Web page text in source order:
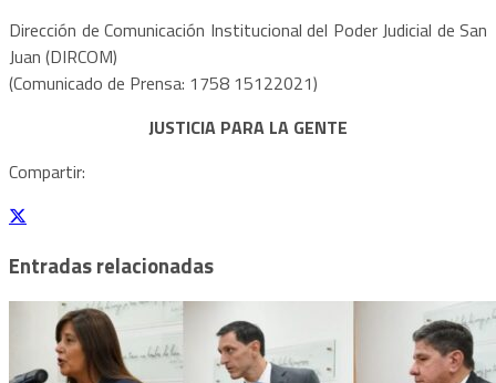
Dirección de Comunicación Institucional del Poder Judicial de San
Juan (DIRCOM)
(Comunicado de Prensa: 1758 15122021)
JUSTICIA PARA LA GENTE
Compartir:
Entradas relacionadas